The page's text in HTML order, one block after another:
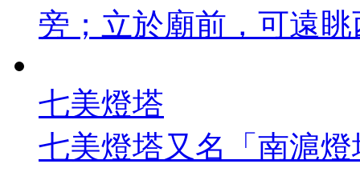
旁；立於廟前，可遠
七美燈塔
七美燈塔又名「南滬